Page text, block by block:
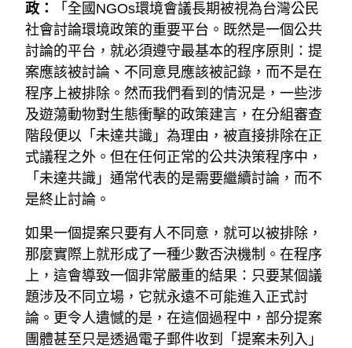
政：
「全國NGOs環境會議長期被視為台灣公民
社會討論環境政策的重要平台。既然是一個公共
討論的平台，就必須遵守最基本的程序原則：提
案應該被討論、不同意見應該被記錄，而不是在
程序上被排除。然而我們看到的情況是，一些涉
及遊蕩動物對生態衝擊的政策建言，在分組審查
階段便以「未達共識」為理由，被直接排除在正
式議程之外。但在任何正常的公共決策程序中，
「未達共識」通常代表的是需要繼續討論，而不
是終止討論。
如果一個提案只要有人不同意，就可以被排除，
那麼實際上就形成了一種少數否決機制。在程序
上，這會導致一個非常嚴重的結果：只要某個議
題涉及不同立場，它就永遠不可能進入正式討
論。更令人遺憾的是，在這個過程中，部分提案
團體甚至只是透過電子郵件收到「提案未列入」